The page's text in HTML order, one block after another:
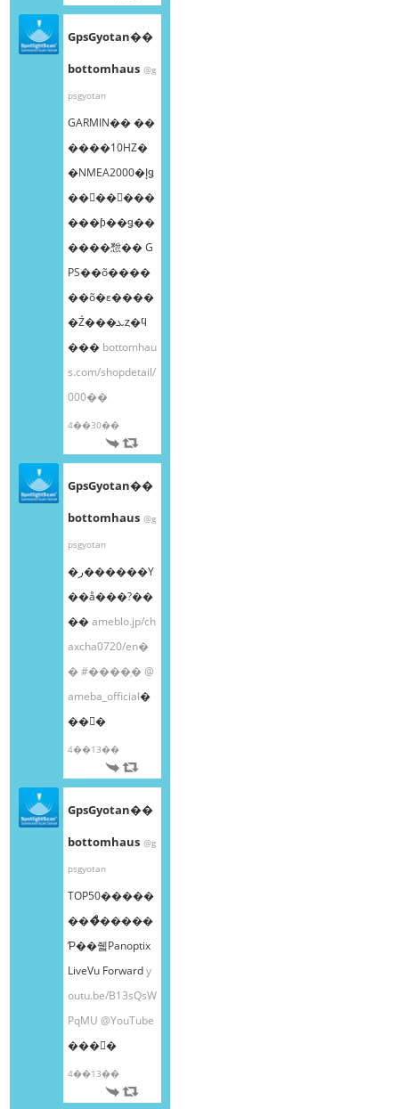
GpsGyotan��
bottomhaus @g
psgyotan
GARMIN�� ��
����10HZ�
�NMEA2000�إǥ
��󥰥��󥵡���
���ƥ��ǥ��
����㥹�� G
PS��õ����
��õ�ε����
�Ź���ܥȥ�ϥ
��� bottomhau
s.com/shopdetail/
000��
4��30��
GpsGyotan��
bottomhaus @g
psgyotan
�ر������Υ
��å���?��
��ameblo.jp/ch
axcha0720/en�
�#����֥�@
ameba_official�
��󤫤�
4��13��
GpsGyotan��
bottomhaus @g
psgyotan
TOP50�����
���ͤ�����
Ƥ��줿Panoptix
LiveVu Forwardy
outu.be/B13sQsW
PqMU @YouTube
���󤫤�
4��13��